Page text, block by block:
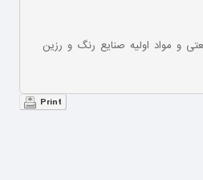
و مواد اولیه صنایع رنگ و رزین
Print